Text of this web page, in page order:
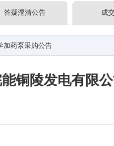
答疑澄清公告 成
加药泵采购公告
铜陵发电有限